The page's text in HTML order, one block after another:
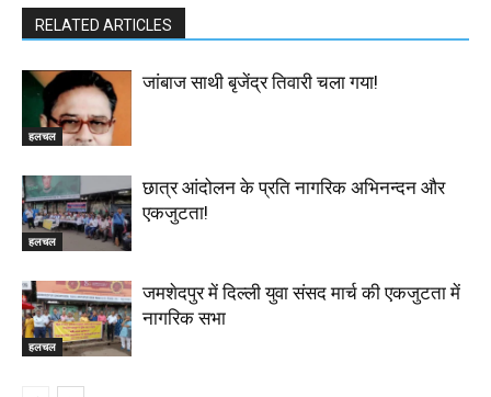
RELATED ARTICLES
हलचल
जांबाज साथी बृजेंद्र तिवारी चला गया!
हलचल
छात्र आंदोलन के प्रति नागरिक अभिनन्दन और
एकजुटता!
हलचल
जमशेदपुर में दिल्ली युवा संसद मार्च की एकजुटता में
नागरिक सभा